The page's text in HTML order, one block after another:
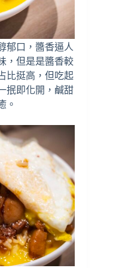
郁口，醬香逼人
，但是是醬香較
比挺高，但吃起
抿即化開，鹹甜
。